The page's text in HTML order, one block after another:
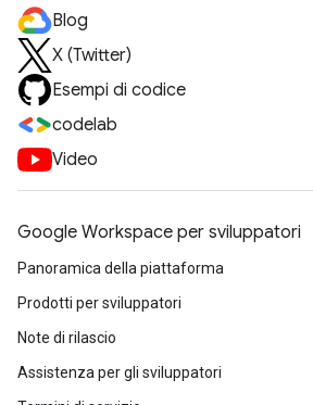
Blog
X (Twitter)
Esempi di codice
codelab
Video
Google Workspace per sviluppatori
Panoramica della piattaforma
Prodotti per sviluppatori
Note di rilascio
Assistenza per gli sviluppatori